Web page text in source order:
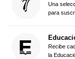
Una
para
Recibe
la